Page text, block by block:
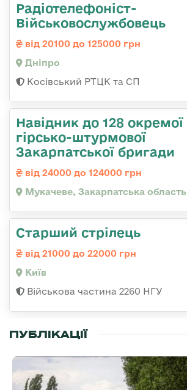
Радіотелефоніст-
Військовослужбовець
від 20100 до 125000 грн
Дніпро
Косівський РТЦК та СП
Навідник до 128 окремої
гірсько-штурмової
Закарпатської бригади
від 24000 до 124000 грн
Мукачеве, Закарпатська область
Старший стрілець
від 21000 до 22000 грн
Київ
Військова частина 2260 НГУ
ПУБЛІКАЦІЇ